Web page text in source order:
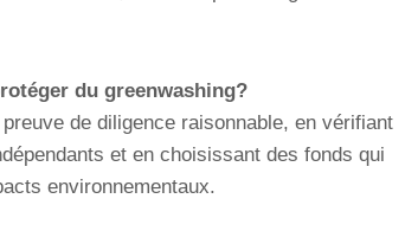
du greenwashing?
de diligence raisonnable, en vérifiant
et en choisissant des fonds qui
environnementaux.